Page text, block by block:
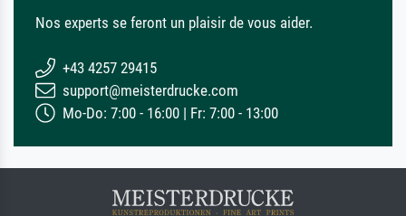
Nos experts se feront un plaisir de vous aider.
+43 4257 29415
support@meisterdrucke.com
Mo-Do: 7:00 - 16:00 | Fr: 7:00 - 13:00